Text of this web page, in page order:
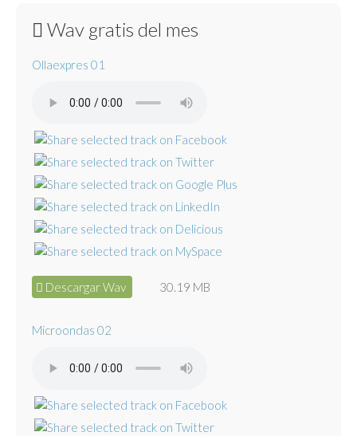
Wav gratis del mes
Ollaexpres 01
Descargar Wav 30.19 MB
Microondas 02